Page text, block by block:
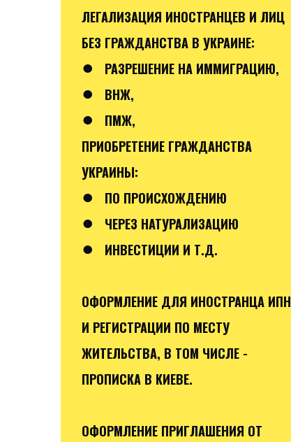
ЛЕГАЛИЗАЦИЯ ИНОСТРАНЦЕВ И ЛИЦ
БЕЗ ГРАЖДАНСТВА В УКРАИНЕ:
● РАЗРЕШЕНИЕ НА ИММИГРАЦИЮ,
● ВНЖ,
●
ПМЖ,
ПРИОБРЕТЕНИЕ ГРАЖДАНСТВА
УКРАИНЫ:
● ПО ПРОИСХОЖДЕНИЮ
● ЧЕРЕЗ НАТУРАЛИЗАЦИЮ
● ИНВЕСТИЦИИ И Т.Д.
ОФОРМЛЕНИЕ ДЛЯ ИНОСТРАНЦА ИПН
И РЕГИСТРАЦИИ ПО МЕСТУ
ЖИТЕЛЬСТВА, В ТОМ ЧИСЛЕ -
ПРОПИСКА В КИЕВЕ.
ОФОРМЛЕНИЕ ПРИГЛАШЕНИЯ ОТ